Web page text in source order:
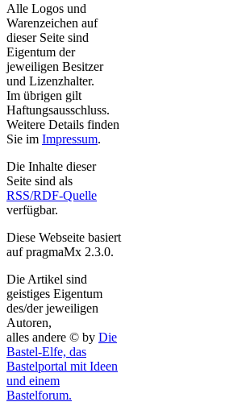
Alle Logos und
Warenzeichen auf
dieser Seite sind
Eigentum der
jeweiligen Besitzer
und Lizenzhalter.
Im übrigen gilt
Haftungsausschluss.
Weitere Details finden
Sie im Impressum.
Die Inhalte dieser
Seite sind als
RSS/RDF-Quelle
verfügbar.
Diese Webseite basiert
auf pragmaMx 2.3.0.
Die Artikel sind
geistiges Eigentum
des/der jeweiligen
Autoren,
alles andere © by Die
Bastel-Elfe, das
Bastelportal mit Ideen
und einem
Bastelforum.